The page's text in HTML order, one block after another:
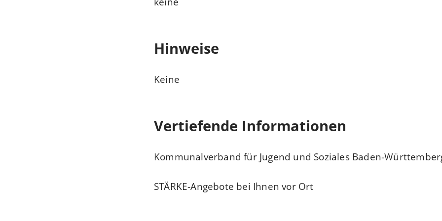
Hinweise
Keine
Vertiefende Informationen
Kommunalverband für Jugend und Soziales Baden-
STÄRKE-Angebote bei Ihnen vor Ort